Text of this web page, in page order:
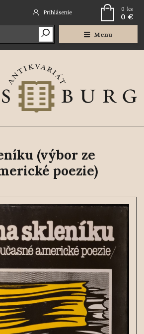
Menu
Prihlásenie 0 ks
0 €
(výbor ze
poezie)